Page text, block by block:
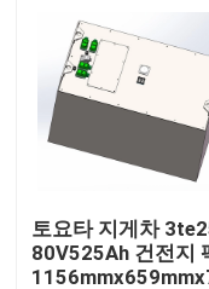
우리에 대하여
공장 여행
연락주세요
토요타 지게차
80V525Ah 건전지